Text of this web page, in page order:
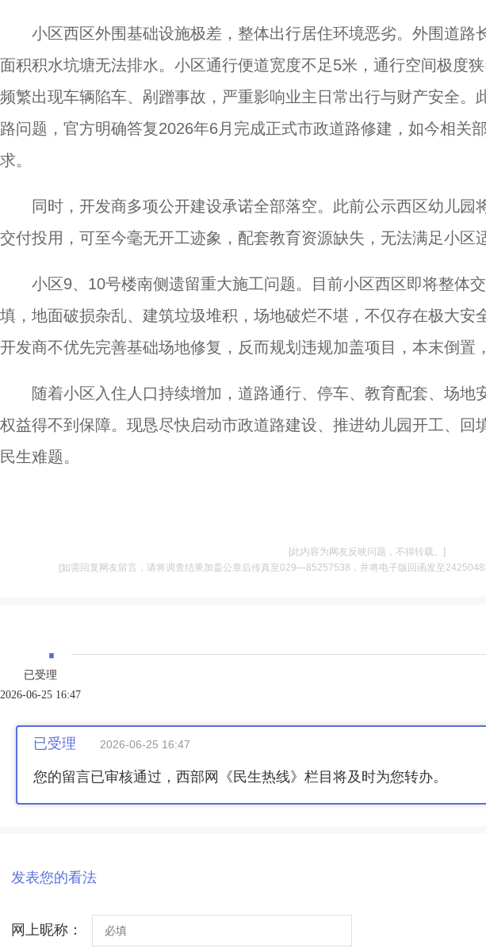
小区西区外围基础设施极差，整体出行居住环境恶劣。外围道路
面积积水坑塘无法排水。小区通行便道宽度不足5米，通行空间极度
频繁出现车辆陷车、剐蹭事故，严重影响业主日常出行与财产安全。
路问题，官方明确答复2026年6月完成正式市政道路修建，如今相关
求。
同时，开发商多项公开建设承诺全部落空。此前公示西区幼儿园
交付投用，可至今毫无开工迹象，配套教育资源缺失，无法满足小区
小区9、10号楼南侧遗留重大施工问题。目前小区西区即将整体
填，地面破损杂乱、建筑垃圾堆积，场地破烂不堪，不仅存在极大安
开发商不优先完善基础场地修复，反而规划违规加盖项目，本末倒置
随着小区入住人口持续增加，道路通行、停车、教育配套、场地
权益得不到保障。现恳尽快启动市政道路建设、推进幼儿园开工、回
民生难题。
[此内容为网友反映问题，不得转载。]
[如需回复网友留言，请将调查结果加盖公章后传真至029—85257538，并将电子版回函发至
·
已受理
2026-06-25 16:47
已受理 2026-06-25 16:47
您的留言已审核通过，西部网《民生热线》栏目将及时为您转办。
发表您的看法
网上昵称：